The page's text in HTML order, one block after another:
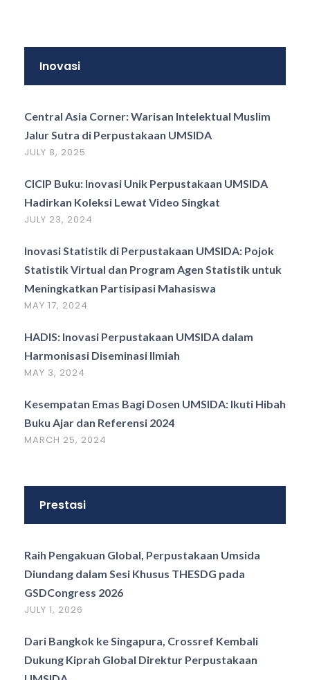
Inovasi
Central Asia Corner: Warisan Intelektual Muslim
Jalur Sutra di Perpustakaan UMSIDA
JULY 8, 2025
CICIP Buku: Inovasi Unik Perpustakaan UMSIDA
Hadirkan Koleksi Lewat Video Singkat
JULY 23, 2024
Inovasi Statistik di Perpustakaan UMSIDA: Pojok
Statistik Virtual dan Program Agen Statistik untuk
Meningkatkan Partisipasi Mahasiswa
MAY 17, 2024
HADIS: Inovasi Perpustakaan UMSIDA dalam
Harmonisasi Diseminasi Ilmiah
MAY 3, 2024
Kesempatan Emas Bagi Dosen UMSIDA: Ikuti Hibah
Buku Ajar dan Referensi 2024
MARCH 25, 2024
Prestasi
Raih Pengakuan Global, Perpustakaan Umsida
Diundang dalam Sesi Khusus THESDG pada
GSDCongress 2026
JULY 1, 2026
Dari Bangkok ke Singapura, Crossref Kembali
Dukung Kiprah Global Direktur Perpustakaan